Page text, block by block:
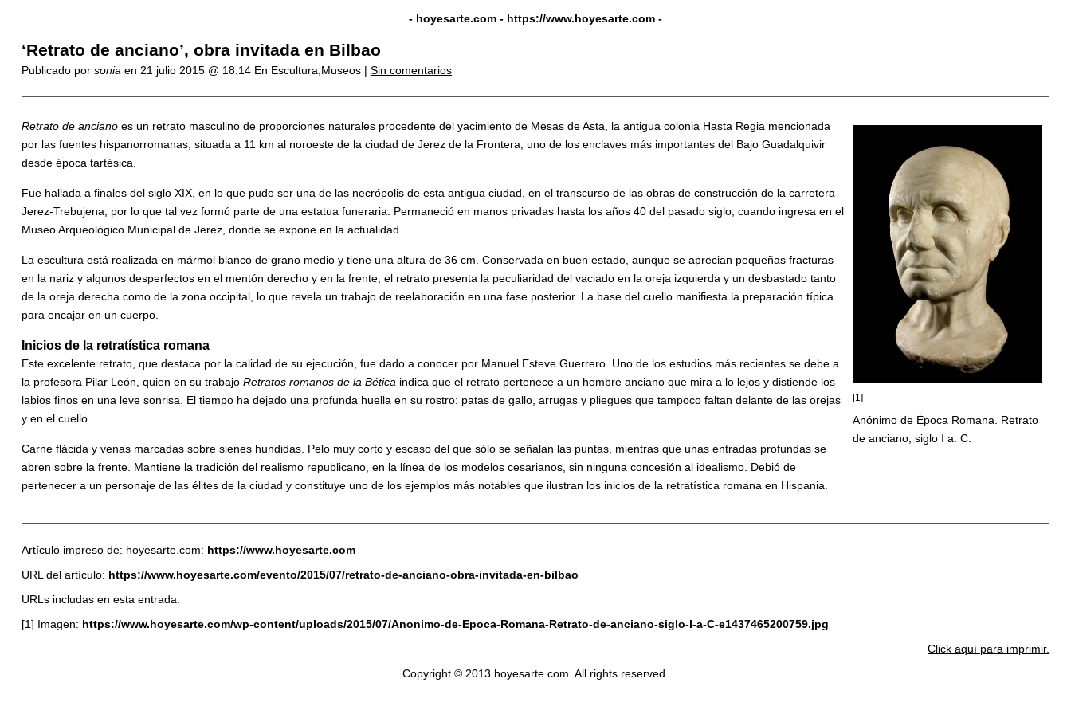
- hoyesarte.com - https://www.hoyesarte.com -
‘Retrato de anciano’, obra invitada en Bilbao
Publicado por sonia en 21 julio 2015 @ 18:14 En Escultura,Museos | Sin comentarios
[1]
Anónimo de Época Romana. Retrato
de anciano, siglo I a. C.
Retrato de ancianoes un retrato masculino de proporciones naturales procedente del yacimiento de Mesas de Asta, la antigua colonia Hasta Regia mencionada
por las fuentes hispanorromanas, situada a 11 km al noroeste de la ciudad de Jerez de la Frontera, uno de los enclaves más importantes del Bajo Guadalquivir
desde época tartésica.
Fue hallada a finales del siglo XIX, en lo que pudo ser una de las necrópolis de esta antigua ciudad, en el transcurso de las obras de construcción de la carretera
Jerez-Trebujena, por lo que tal vez formó parte de una estatua funeraria. Permaneció en manos privadas hasta los años 40 del pasado siglo, cuando ingresa en el
Museo Arqueológico Municipal de Jerez, donde se expone en la actualidad.
La escultura está realizada en mármol blanco de grano medio y tiene una altura de 36 cm. Conservada en buen estado, aunque se aprecian pequeñas fracturas
en la nariz y algunos desperfectos en el mentón derecho y en la frente, el retrato presenta la peculiaridad del vaciado en la oreja izquierda y un desbastado tanto
de la oreja derecha como de la zona occipital, lo que revela un trabajo de reelaboración en una fase posterior. La base del cuello manifiesta la preparación típica
para encajar en un cuerpo.
Inicios de la retratística romana
Este excelente retrato, que destaca por la calidad de su ejecución, fue dado a conocer por Manuel Esteve Guerrero. Uno de los estudios más recientes se debe a
la profesora Pilar León, quien en su trabajo Retratos romanos de la Bética indica que el retrato pertenece a un hombre anciano que mira a lo lejos y distiende los
labios finos en una leve sonrisa. El tiempo ha dejado una profunda huella en su rostro: patas de gallo, arrugas y pliegues que tampoco faltan delante de las orejas
y en el cuello.
Carne flácida y venas marcadas sobre sienes hundidas. Pelo muy corto y escaso del que sólo se señalan las puntas, mientras que unas entradas profundas se
abren sobre la frente. Mantiene la tradición del realismo republicano, en la línea de los modelos cesarianos, sin ninguna concesión al idealismo. Debió de
pertenecer a un personaje de las élites de la ciudad y constituye uno de los ejemplos más notables que ilustran los inicios de la retratística romana en Hispania.
Artículo impreso de: hoyesarte.com: https://www.hoyesarte.com
URL del artículo: https://www.hoyesarte.com/evento/2015/07/retrato-de-anciano-obra-invitada-en-bilbao
URLs includas en esta entrada:
[1] Imagen: https://www.hoyesarte.com/wp-content/uploads/2015/07/Anonimo-de-Epoca-Romana-Retrato-de-anciano-siglo-I-a-C-e1437465200759.jpg
Click aquí para imprimir.
Copyright © 2013 hoyesarte.com. All rights reserved.